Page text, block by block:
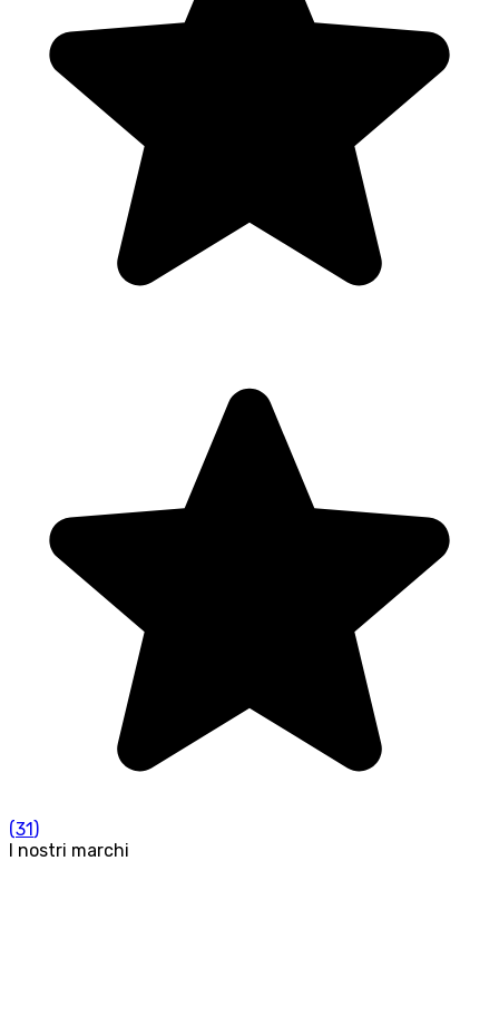
(31)
I nostri marchi